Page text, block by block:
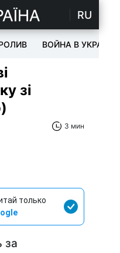
RU
ВОЙНА В УКРАИНЕ
зі
3 мин
только
за